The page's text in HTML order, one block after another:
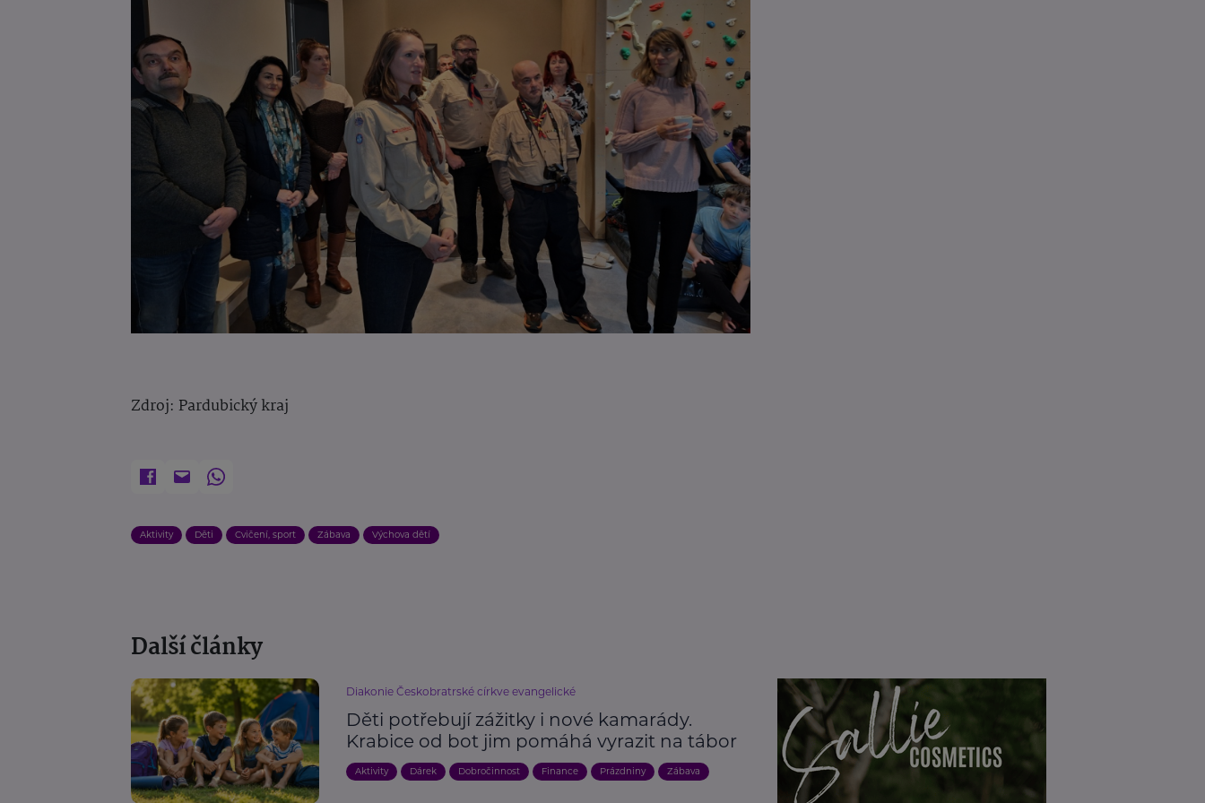
Zdroj: Pardubický kraj
Aktivity Děti Cvičení, sport Zábava Výchova dětí
Další články
Diakonie Českobratrské církve evangelické
Děti potřebují zážitky i nové kamarády.
Krabice od bot jim pomáhá vyrazit na tábor
Aktivity Dárek Dobročinnost Finance Prázdniny Zábava